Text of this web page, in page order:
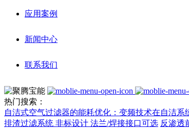
应用案例
新闻中心
联系我们
热门搜索：
自洁式空气过滤器的能耗优化：变频技术在自洁系
排渣过滤系统 非标设计 法兰/焊接接口可选‌ 反渗透